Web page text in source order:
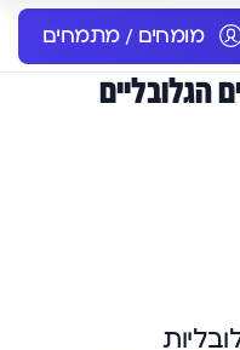
מומחים / מתמחים
הגלובליים